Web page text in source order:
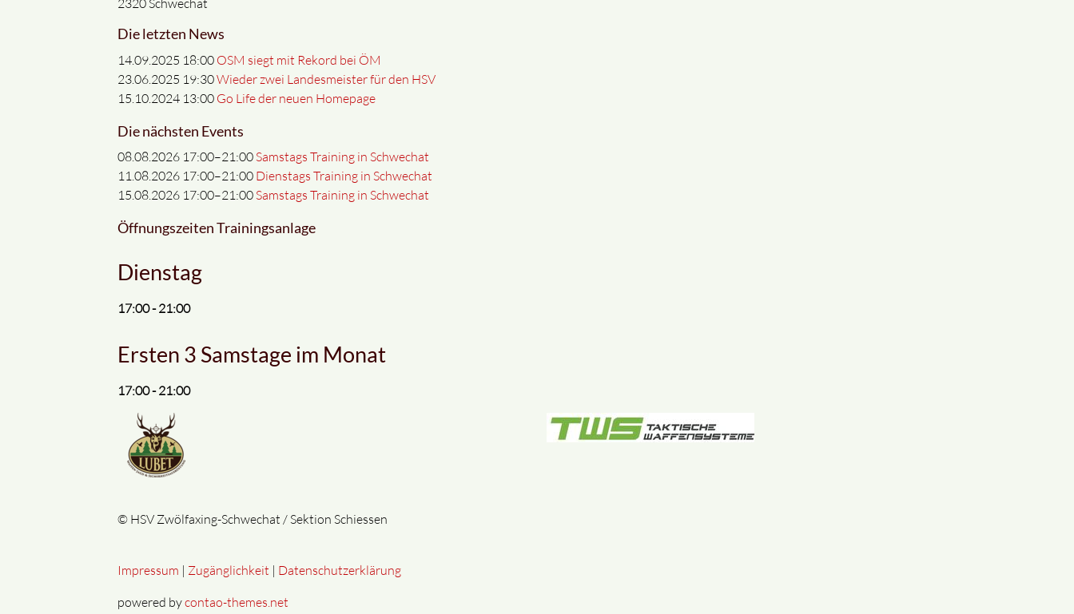
Die letzten News
14.09.2025 18:00 OSM siegt mit Rekord bei ÖM
23.06.2025 19:30Wieder zwei Landesmeister für den HSV
15.10.2024 13:00 Go Life der neuen Homepage
Die nächsten Events
08.08.2026 17:00–21:00Samstags Training in Schwechat
11.08.2026 17:00–21:00 Dienstags Training in Schwechat
15.08.2026 17:00–21:00Samstags Training in Schwechat
Öffnungszeiten Trainingsanlage
Dienstag
17:00 - 21:00
Ersten 3 Samstage im Monat
17:00 - 21:00
© HSV Zwölfaxing-Schwechat / Sektion Schiessen
Impressum | Zugänglichkeit | Datenschutz­erklärung
powered bycontao-themes.net